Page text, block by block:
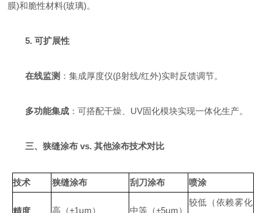
膜)和脆性材料(玻璃)。
5. 可扩展性
在线监测 ：集成厚度仪(β射线/红外)实时反馈调节。
多功能集成 ：可搭配干燥、UV固化模块实现一体化生产。
三、狭缝涂布 vs. 其他涂布技术对比
技术 狭缝涂布 刮刀涂布 喷涂
高 （±1μm） 中等（±5μm）
较低（依赖雾化